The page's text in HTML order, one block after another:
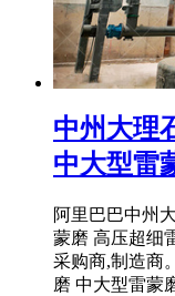
中州大理
中大型雷
阿里巴巴中州
蒙磨 高压超细
采购商,制造商
磨 中大型雷蒙